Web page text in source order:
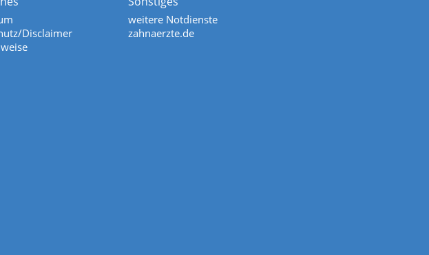
Disclaimer
weitere Notdienste
zahnaerzte.de